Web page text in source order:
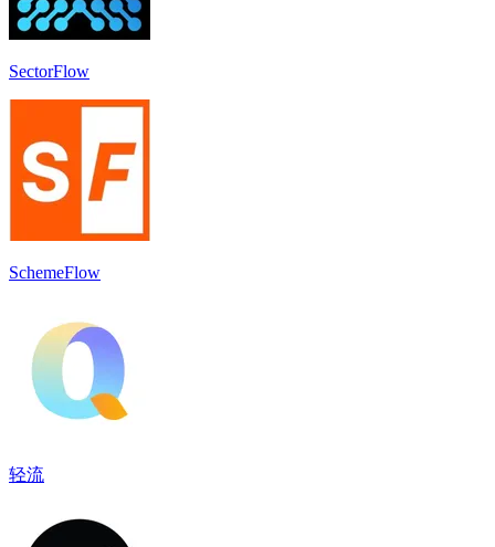
SectorFlow
SchemeFlow
轻流